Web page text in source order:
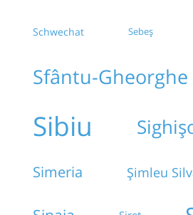
Schwechat Sebeș
Sfântu-Gheorghe
Sibiu
Simeria Șimleu